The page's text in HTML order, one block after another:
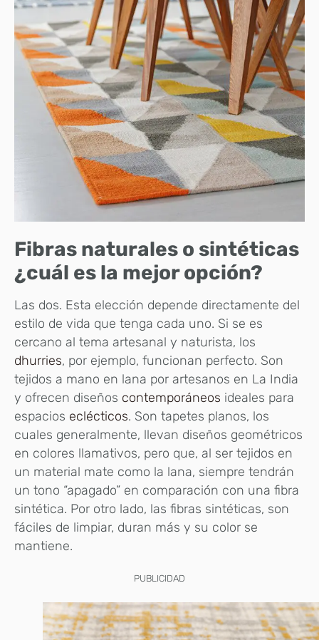
Fibras naturales o sintéticas
¿cuál es la mejor opción?
Las dos. Esta elección depende directamente del
estilo de vida que tenga cada uno. Si se es
cercano al tema artesanal y naturista, los
dhurries, por ejemplo, funcionan perfecto. Son
tejidos a mano en lana por artesanos en La India
y ofrecen diseños contemporáneos ideales para
espacios eclécticos. Son tapetes planos, los
cuales generalmente, llevan diseños geométricos
en colores llamativos, pero que, al ser tejidos en
un material mate como la lana, siempre tendrán
un tono “apagado” en comparación con una fibra
sintética. Por otro lado, las fibras sintéticas, son
fáciles de limpiar, duran más y su color se
mantiene.
PUBLICIDAD